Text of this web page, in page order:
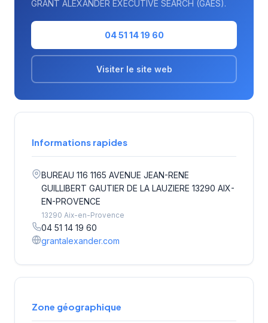
GRANT ALEXANDER EXECUTIVE SEARCH (GAES).
04 51 14 19 60
Visiter le site web
Informations rapides
BUREAU 116 1165 AVENUE JEAN-RENE
GUILLIBERT GAUTIER DE LA LAUZIERE 13290 AIX-
EN-PROVENCE
13290 Aix-en-Provence
04 51 14 19 60
grantalexander.com
Zone géographique